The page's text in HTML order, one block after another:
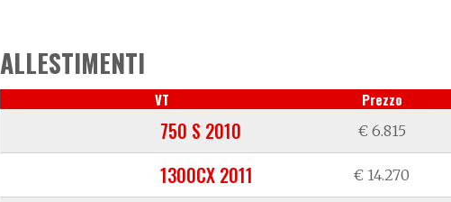
ALLESTIMENTI
VT Prezzo
750 S 2010 € 6.815
1300CX 2011 € 14.270